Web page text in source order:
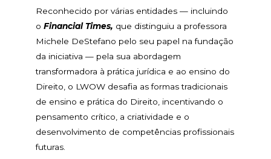
Reconhecido por várias entidades — incluindo
o Financial Times, que distinguiu a professora
Michele DeStefano pelo seu papel na fundação
da iniciativa — pela sua abordagem
transformadora à prática jurídica e ao ensino do
Direito, o LWOW desafia as formas tradicionais
de ensino e prática do Direito, incentivando o
pensamento crítico, a criatividade e o
desenvolvimento de competências profissionais
futuras.